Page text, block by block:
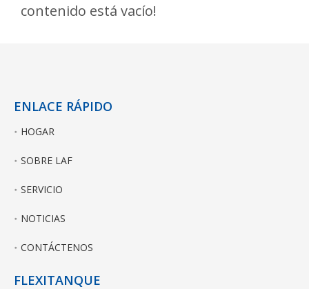
contenido está vacío!
ENLACE RÁPIDO
HOGAR
SOBRE LAF
SERVICIO
NOTICIAS
CONTÁCTENOS
FLEXITANQUE